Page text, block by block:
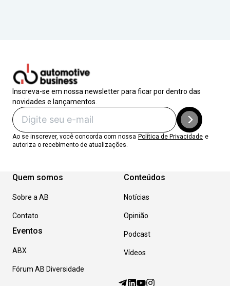
Inscreva-se em nossa newsletter para ficar por dentro das
novidades e lançamentos.
Ao se inscrever, você concorda com nossa Política de Privacidade e
autoriza o recebimento de atualizações.
Quem somos
Sobre a AB
Contato
Eventos
ABX
Fórum AB Diversidade
Conteúdos
Notícias
Opinião
Podcast
Vídeos